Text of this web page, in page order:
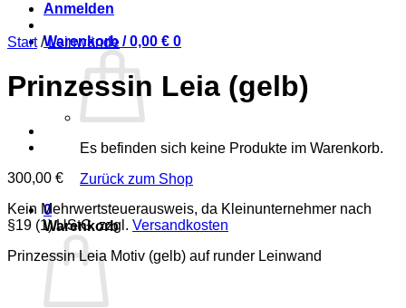
Anmelden
Warenkorb /0,00 € 0
Es befinden sich keine Produkte im Warenkorb.
Zurück zum Shop
0
Warenkorb
Start / Leinwände
Prinzessin Leia (gelb)
300,00 €
Kein Mehrwertsteuerausweis, da Kleinunternehmer nach
§19 (1) UStG. zzgl. Versandkosten
Prinzessin Leia Motiv (gelb) auf runder Leinwand